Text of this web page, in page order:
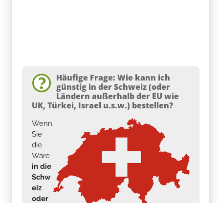
Häufige Frage: Wie kann ich
günstig in der Schweiz (oder
Ländern außerhalb der EU wie
UK, Türkei, Israel u.s.w.) bestellen?
Wenn
Sie
die
Ware
in die
Schw
eiz
oder